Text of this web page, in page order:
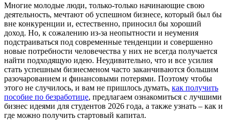
Многие молодые люди, только-только начинающие свою
деятельность, мечтают об успешном бизнесе, который был бы
вне конкуренции и, естественно, приносил бы хороший
доход. Но, к сожалению из-за неопытности и неумения
подстраиваться под современные тенденции и совершенно
новые потребности человечества у них не всегда получается
найти подходящую идею. Неудивительно, что и все усилия
стать успешным бизнесменом часто заканчиваются большим
разочарованием и финансовыми потерями. Поэтому чтобы
этого не случилось, и вам не пришлось думать, как получить
пособие по безработице, предлагаем ознакомиться с лучшими
бизнес идеями для студентов 2026 года, а также узнать – как и
где можно получить стартовый капитал.